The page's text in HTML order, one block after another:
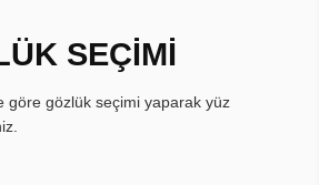
SEÇİMİ
göre gözlük seçimi yaparak yüz